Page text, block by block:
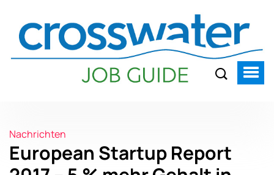
Nachrichten
European Startup Report